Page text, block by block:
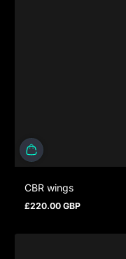
CBR wings
Regulärer Preis
£220.00 GBP